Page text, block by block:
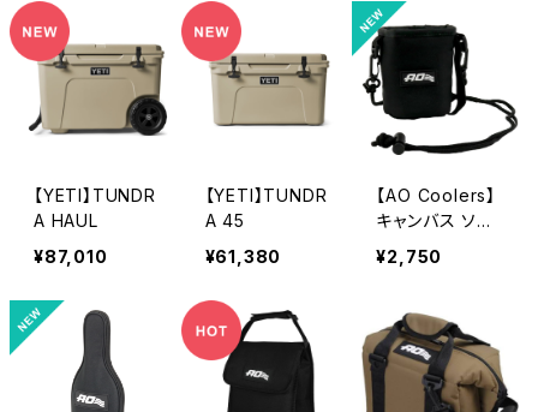
【YETI】TUNDR
A HAUL
¥87,010
【YETI】TUNDR
A 45
¥61,380
【AO Coolers】
キャンバス ソフ
トカンクーラー
¥2,750